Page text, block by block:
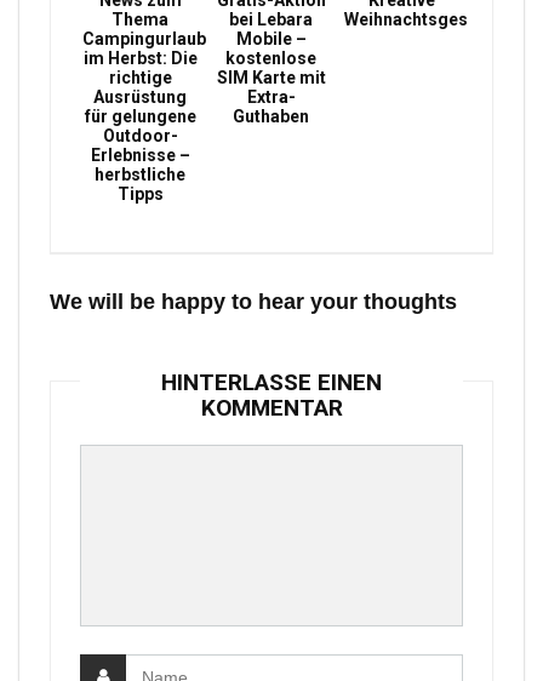
Thema
Campingurlaub
im Herbst: Die
richtige
Ausrüstung
für gelungene
Outdoor-
Erlebnisse –
herbstliche
Tipps
bei Lebara
Mobile –
kostenlose
SIM Karte mit
Extra-
Guthaben
Weihnachtsgeschenke
We will be happy to hear your thoughts
HINTERLASSE EINEN
KOMMENTAR